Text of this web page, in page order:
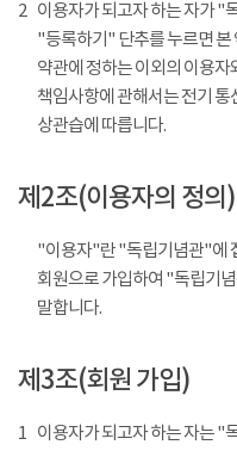
2 이용자가 되고자 하는 자가 "
"등록하기" 단추를 누르면 본
약관에 정하는 이외의 이용
책임사항에 관해서는 전기
상관습에 따릅니다.
제2조(이용자의 정의)
"이용자"란 "독립기념관"에
회원으로 가입하여 "독립기
말합니다.
제3조(회원 가입)
1 이용자가 되고자 하는 자는 "